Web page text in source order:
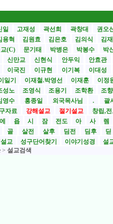
일 고재성 곽선희 곽창대
권오
용혁 김원효 김은호 김의식
김
(C) 문기태 박병은 박봉수
박
신만교 신현식 안두익
안효관
이국진 이규현 이기복
이대성
일기 이재철.박영선 이재훈
이정
성노 조영식 조용기 조학환
조
영수 홍종일 외국목사님 .
괄
자료 강해설교 절기설교
창립,
에 욥 시 잠 전도 아 사
렘
골 살전 살후 딤전 딤후
딛
교 성구단어찾기 이야기성경
설
> 설교검색